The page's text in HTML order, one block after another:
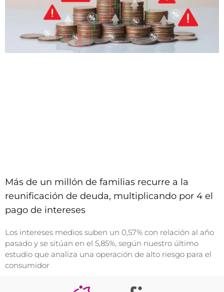
Más de un millón de familias recurre a la
reunificación de deuda, multiplicando por 4 el
pago de intereses
Los intereses medios suben un 0,57% con relación al año
pasado y se sitúan en el 5,85%, según nuestro último
estudio que analiza una operación de alto riesgo para el
consumidor